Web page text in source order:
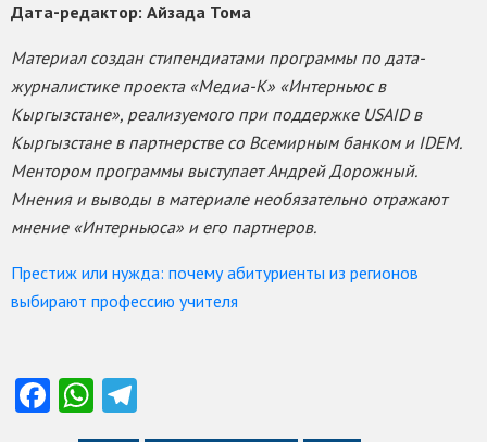
Дата-редактор: Айзада Тома
Материал создан стипендиатами программы по дата-
журналистике проекта «Медиа-К» «Интерньюс в
Кыргызстане», реализуемого при поддержке USAID в
Кыргызстане в партнерстве со Всемирным банком и IDEM.
Ментором программы выступает Андрей Дорожный.
Мнения и выводы в материале необязательно отражают
мнение «Интерньюса» и его партнеров.
Престиж или нужда: почему абитуриенты из регионов
выбирают профессию учителя
Facebook
WhatsApp